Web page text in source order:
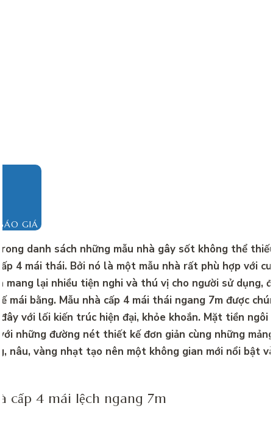
GIÁ
danh sách những mẫu nhà gây sốt không thể
4 mái thái. Bởi nó là một mẫu nhà rất phù hợp với
mang lại nhiều tiện nghi và thú vị cho người sử dụng,
mái bằng. Mẫu nhà cấp 4 mái thái ngang 7m được
với lối kiến ​​trúc hiện đại, khỏe khoắn. Mặt tiền ngôi
những đường nét thiết kế đơn giản cùng những
nâu, vàng nhạt tạo nên một không gian mới nổi bật
cấp 4 mái lệch ngang 7m